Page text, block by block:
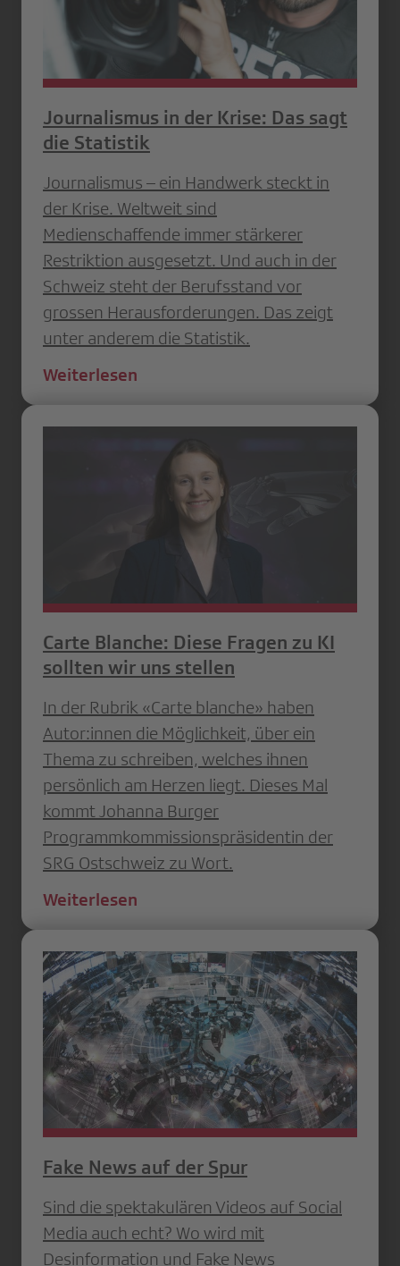
Journalismus in der Krise: Das sagt
die Statistik
Journalismus – ein Handwerk steckt in
der Krise. Weltweit sind
Medienschaffende immer stärkerer
Restriktion ausgesetzt. Und auch in der
Schweiz steht der Berufsstand vor
grossen Herausforderungen. Das zeigt
unter anderem die Statistik.
Weiterlesen
Carte Blanche: Diese Fragen zu KI
sollten wir uns stellen
In der Rubrik «Carte blanche» haben
Autor:innen die Möglichkeit, über ein
Thema zu schreiben, welches ihnen
persönlich am Herzen liegt. Dieses Mal
kommt Johanna Burger
Programmkommissionspräsidentin der
SRG Ostschweiz zu Wort.
Weiterlesen
Fake News auf der Spur
Sind die spektakulären Videos auf Social
Media auch echt? Wo wird mit
Desinformation und Fake News